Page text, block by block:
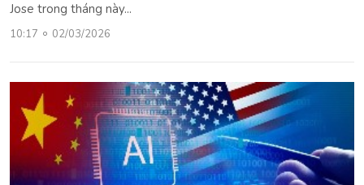
Jose trong tháng này...
10:17 02/03/2026